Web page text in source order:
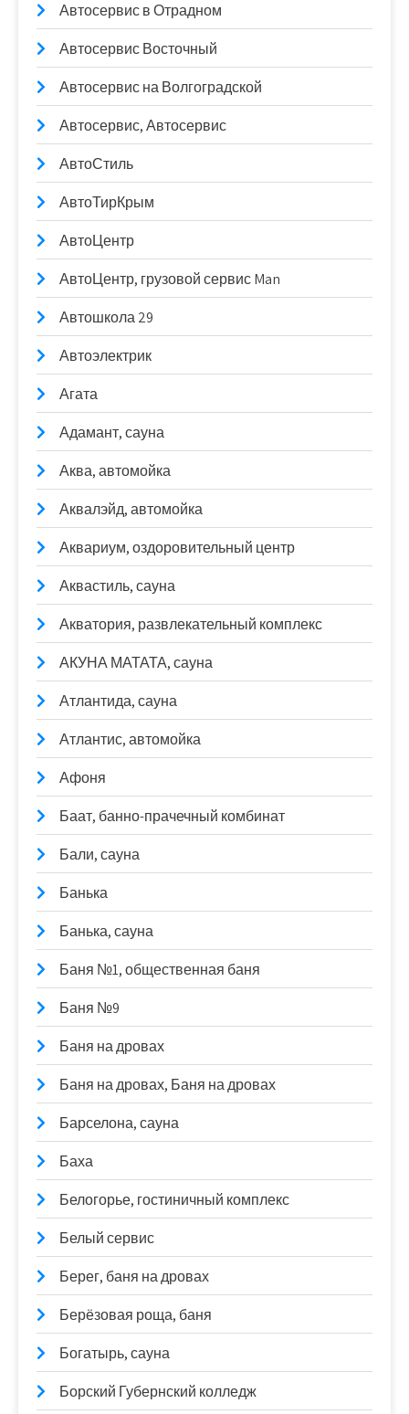
Автосервис в Отрадном
Автосервис Восточный
Автосервис на Волгоградской
Автосервис, Автосервис
АвтоСтиль
АвтоТирКрым
АвтоЦентр
АвтоЦентр, грузовой сервис Man
Автошкола 29
Автоэлектрик
Агата
Адамант, сауна
Аква, автомойка
Аквалэйд, автомойка
Аквариум, оздоровительный центр
Аквастиль, сауна
Акватория, развлекательный комплекс
АКУНА МАТАТА, сауна
Атлантида, сауна
Атлантис, автомойка
Афоня
Баат, банно-прачечный комбинат
Бали, сауна
Банька
Банька, сауна
Баня №1, общественная баня
Баня №9
Баня на дровах
Баня на дровах, Баня на дровах
Барселона, сауна
Баха
Белогорье, гостиничный комплекс
Белый сервис
Берег, баня на дровах
Берёзовая роща, баня
Богатырь, сауна
Борский Губернский колледж